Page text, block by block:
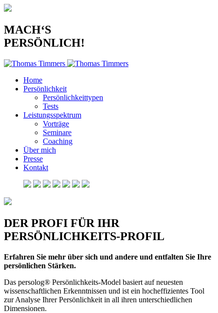
MACH‘S
PERSÖNLICH!
Home
Persönlichkeit
Persönlichkeittypen
Tests
Leistungsspektrum
Vorträge
Seminare
Coaching
Über mich
Presse
Kontakt
DER PROFI FÜR IHR
PERSÖNLICHKEITS-PROFIL
Erfahren Sie mehr über sich und andere und entfalten Sie Ihre
persönlichen Stärken.
Das persolog® Persönlichkeits-Model basiert auf neuesten
wissenschaftlichen Erkenntnissen und ist ein hocheffizientes Tool
zur Analyse Ihrer Persönlichkeit in all ihren unterschiedlichen
Dimensionen.